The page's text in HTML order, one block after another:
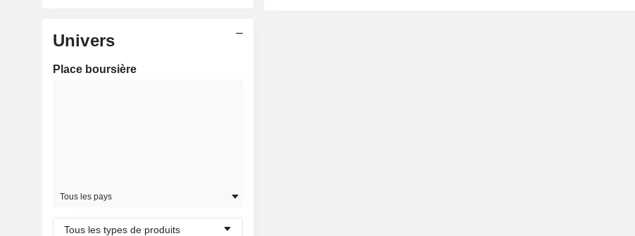
Univers
Place boursière
Tous les pays
Tous les types de produits